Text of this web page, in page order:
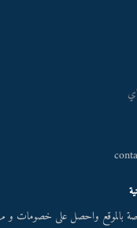
بالموقع واحصل على خصومات